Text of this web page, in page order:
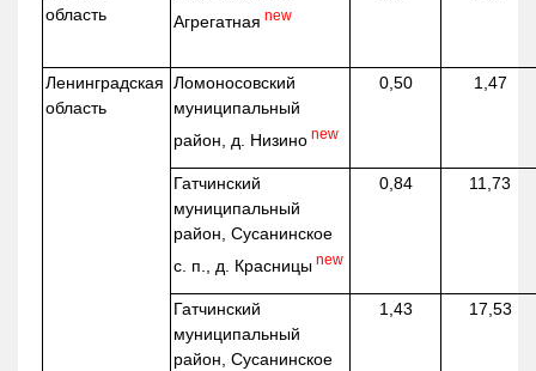
область
Агрегатная new
Ленинградская
область
Ломоносовский
муниципальный
район, д. Низино new
0,50 1,47
Гатчинский
муниципальный
район, Сусанинское
с. п., д. Красницы new
0,84 11,73
Гатчинский
муниципальный
район, Сусанинское
1,43 17,53